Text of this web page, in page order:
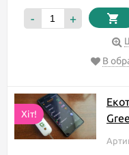
Якщо ж Вам важко
питання, то не
в чат. Наші фахівці з
- +
В
Хіт!